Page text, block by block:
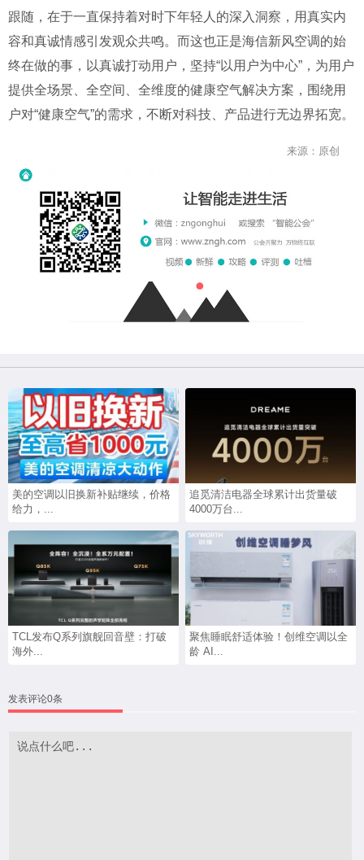
跟随，在于一直保持着对时下年轻人的深入洞察，用真实内
容和真诚情感引发观众共鸣。而这也正是海信新风空调的始
终在做的事，以真诚打动用户，坚持“以用户为中心”，为用户
提供全场景、全空间、全维度的健康空气解决方案，围绕用
户对“健康空气”的需求，不断对科技、产品进行无边界拓宽。
来源：原创
美的空调以旧换新补贴继续，价格
给力，...
追觅清洁电器全球累计出货量破
4000万台...
TCL发布Q系列旗舰回音壁：打破
海外...
聚焦睡眠舒适体验！创维空调以全
龄 AI...
发表评论0条